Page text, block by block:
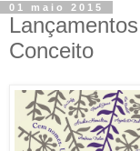
01 maio 2015
Conceito